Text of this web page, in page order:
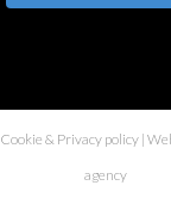
Cookie & Privacy policy|
agency